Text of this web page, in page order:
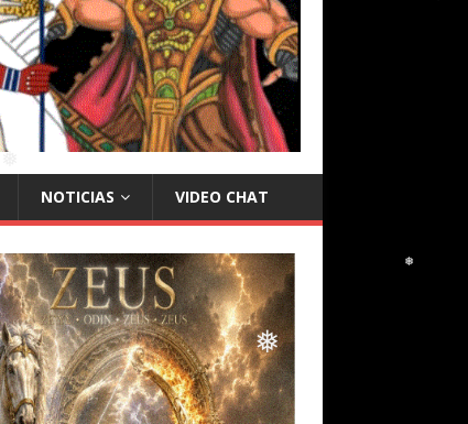
❅
❅
❅❅
NOTICIAS VIDEO CHAT